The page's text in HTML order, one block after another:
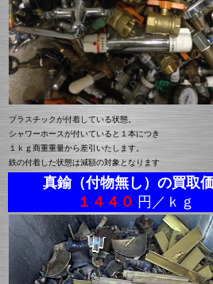
プラスチックが付着している状態。
シャワーホースが付いていると１本につき
１ｋｇ商重重量から差引いたします。
鉄の付着した状態は減額の対象となります
真鍮（付物無し）の買取
１４４０ 円／ｋｇ